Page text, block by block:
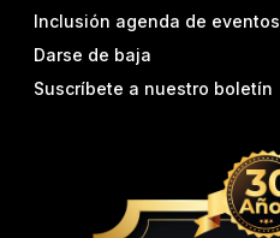
Inclusión agenda de eventos
Darse de baja
Suscríbete a nuestro boletín